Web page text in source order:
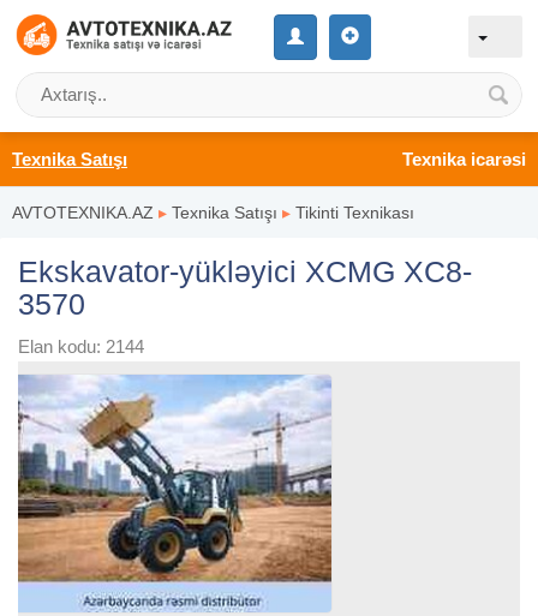
Texnika Satışı Texnika icarəsi
AVTOTEXNIKA.AZ ▸ Texnika Satışı ▸ Tikinti Texnikası
Ekskavator-yükləyici XCMG XC8-
3570
Elan kodu: 2144